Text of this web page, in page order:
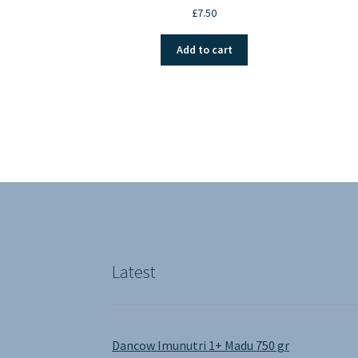
£7.50
Add to cart
Latest
Dancow Imunutri 1+ Madu 750 gr